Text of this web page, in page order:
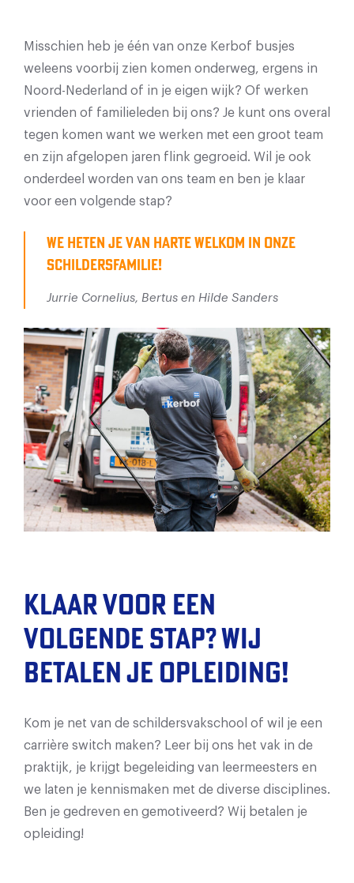
Misschien heb je één van onze Kerbof busjes
weleens voorbij zien komen onderweg, ergens in
Noord-Nederland of in je eigen wijk? Of werken
vrienden of familieleden bij ons? Je kunt ons overal
tegen komen want we werken met een groot team
en zijn afgelopen jaren flink gegroeid. Wil je ook
onderdeel worden van ons team en ben je klaar
voor een volgende stap?
We heten je van harte welkom in onze
schildersfamilie!
Jurrie Cornelius, Bertus en Hilde Sanders
Klaar voor een
volgende stap? Wij
betalen je opleiding!
Kom je net van de schildersvakschool of wil je een
carrière switch maken? Leer bij ons het vak in de
praktijk, je krijgt begeleiding van leermeesters en
we laten je kennismaken met de diverse disciplines.
Ben je gedreven en gemotiveerd? Wij betalen je
opleiding!